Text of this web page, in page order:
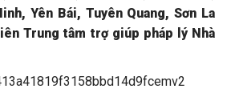
Yên Bái, Tuyên Quang, Sơn La
Trung tâm trợ giúp pháp lý Nhà